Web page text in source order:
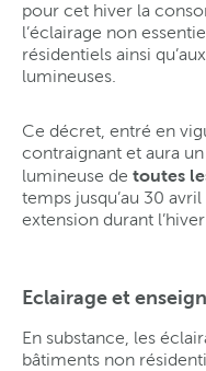
pour cet hiver la
l’éclairage non
résidentiels ainsi
lumineuses.
Ce décret, entré en
contraignant et aura
lumineuse de toutes
temps jusqu’au 30
extension durant
Eclairage et
En substance, les
bâtiments non